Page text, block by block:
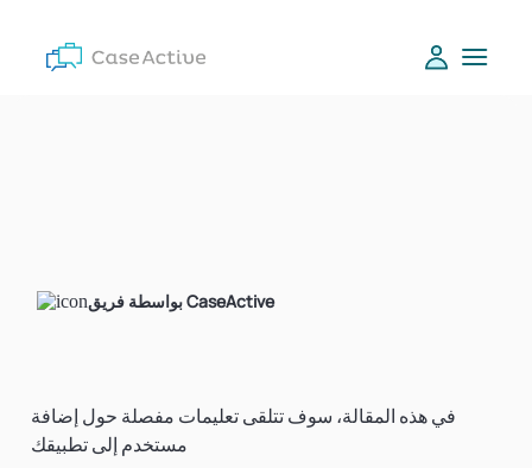
بواسطة فريق CaseActive
في هذه المقالة، سوف تتلقى تعليمات مفصلة حول إضافة
مستخدم إلى تطبيقك